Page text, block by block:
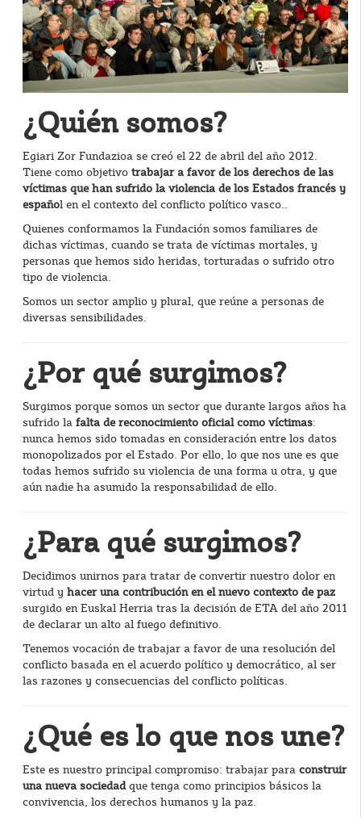
¿Quién somos?
Egiari Zor Fundazioa se creó el 22 de abril del año 2012.
Tiene como objetivo trabajar a favor de los derechos de las
víctimas que han sufrido la violencia de los Estados francés y
español en el contexto del conflicto político vasco..
Quienes conformamos la Fundación somos familiares de
dichas víctimas, cuando se trata de víctimas mortales, y
personas que hemos sido heridas, torturadas o sufrido otro
tipo de violencia.
Somos un sector amplio y plural, que reúne a personas de
diversas sensibilidades.
¿Por qué surgimos?
Surgimos porque somos un sector que durante largos años ha
sufrido la falta de reconocimiento oficial como víctimas:
nunca hemos sido tomadas en consideración entre los datos
monopolizados por el Estado. Por ello, lo que nos une es que
todas hemos sufrido su violencia de una forma u otra, y que
aún nadie ha asumido la responsabilidad de ello.
¿Para qué surgimos?
Decidimos unirnos para tratar de convertir nuestro dolor en
virtud y hacer una contribución en el nuevo contexto de paz
surgido en Euskal Herria tras la decisión de ETA del año 2011
de declarar un alto al fuego definitivo.
Tenemos vocación de trabajar a favor de una resolución del
conflicto basada en el acuerdo político y democrático, al ser
las razones y consecuencias del conflicto políticas.
¿Qué es lo que nos une?
Este es nuestro principal compromiso: trabajar para construir
una nueva sociedadque tenga como principios básicos la
convivencia, los derechos humanos y la paz.